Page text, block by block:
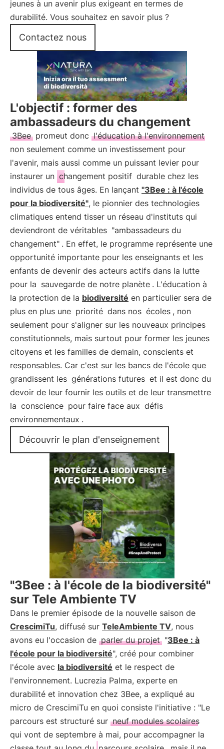
jeunes à un avenir plus exigeant en termes de
durabilité. Vous souhaitez en savoir plus ?
Contactez nous
L'objectif : former des
ambassadeurs du changement
3Bee promeut donc l'éducation à l'environnement
non seulement comme un investissement pour
l'avenir, mais aussi comme un puissant levier pour
instaurer un changement positif durable chez les
individus de tous âges. En lançant "3Bee : à l'école
pour la biodiversité", le pionnier des technologies
climatiques entend tisser un réseau d'instituts qui
deviendront de véritables "ambassadeurs du
changement" . En effet, le programme représente une
opportunité importante pour les enseignants et les
enfants de devenir des acteurs actifs dans la lutte
pour la sauvegarde de notre planète . L'éducation à
la protection de la biodiversité en particulier sera de
plus en plus une priorité dans nos écoles , non
seulement pour s'aligner sur les nouveaux principes
constitutionnels, mais surtout pour former les jeunes
citoyens et les familles de demain, conscients et
responsables. Car c'est sur les bancs de l'école que
grandissent les générations futures et il est donc du
devoir de leur fournir les outils et de leur transmettre
la conscience pour faire face aux défis
environnementaux .
Découvrir le plan d'enseignement
"3Bee : à l'école de la biodiversité"
sur Tele Ambiente TV
Dans le premier épisode de la nouvelle saison de
CrescimiTu, diffusé sur TeleAmbiente TV, nous
avons eu l'occasion de parler du projet "3Bee : à
l'école pour la biodiversité", créé pour combiner
l'école avec la biodiversité et le respect de
l'environnement. Lucrezia Palma, experte en
durabilité et innovation chez 3Bee, a expliqué au
micro de CrescimiTu en quoi consiste l'initiative : "Le
parcours est structuré sur neuf modules scolaires
qui vont de septembre à mai, pour accompagner la